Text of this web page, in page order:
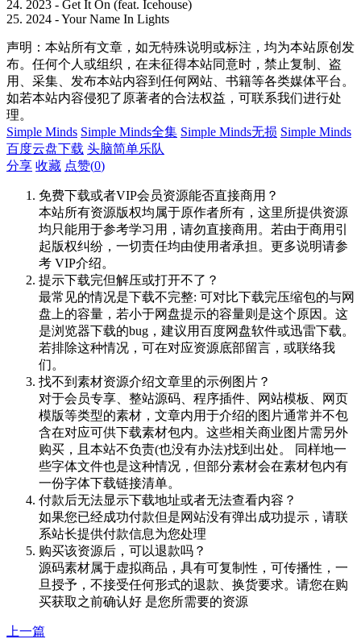
24. 2023 - Get It On (feat. Icehouse)
25. 2024 - Your Name In Lights
声明：本站所有文章，如无特殊说明或标注，均为本站原创发
布。任何个人或组织，在未征得本站同意时，禁止复制、盗
用、采集、发布本站内容到任何网站、书籍等各类媒体平台。
如若本站内容侵犯了原著者的合法权益，可联系我们进行处
理。
Simple Minds Simple Minds全集 Simple Minds无损 Simple Minds
百度云盘下载 头脑简单乐队
分享 收藏 点赞(0)
免费下载或者VIP会员资源能否直接商用？
本站所有资源版权均属于原作者所有，这里所提供资源
均只能用于参考学习用，请勿直接商用。若由于商用引
起版权纠纷，一切责任均由使用者承担。更多说明请参
考 VIP介绍。
提示下载完但解压或打开不了？
最常见的情况是下载不完整: 可对比下载完压缩包的与网
盘上的容量，若小于网盘提示的容量则是这个原因。这
是浏览器下载的bug，建议用百度网盘软件或迅雷下载。
若排除这种情况，可在对应资源底部留言，或联络我
们。
找不到素材资源介绍文章里的示例图片？
对于会员专享、整站源码、程序插件、网站模板、网页
模版等类型的素材，文章内用于介绍的图片通常并不包
含在对应可供下载素材包内。这些相关商业图片需另外
购买，且本站不负责(也没有办法)找到出处。 同样地一
些字体文件也是这种情况，但部分素材会在素材包内有
一份字体下载链接清单。
付款后无法显示下载地址或者无法查看内容？
如果您已经成功付款但是网站没有弹出成功提示，请联
系站长提供付款信息为您处理
购买该资源后，可以退款吗？
源码素材属于虚拟商品，具有可复制性，可传播性，一
旦授予，不接受任何形式的退款、换货要求。请您在购
买获取之前确认好 是您所需要的资源
上一篇